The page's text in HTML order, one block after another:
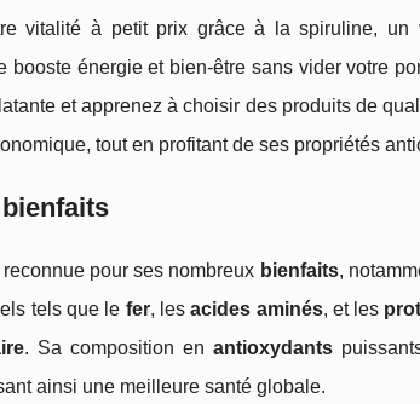
vitalité à petit prix grâce à la spiruline, un
booste énergie et bien-être sans vider votre
et apprenez à choisir des produits de
tout en profitant de ses propriétés
pour ses nombreux bienfaits,
tels que le fer, lesacides aminés, et les
. Sa composition en antioxydants
ainsi une meilleure santé globale.